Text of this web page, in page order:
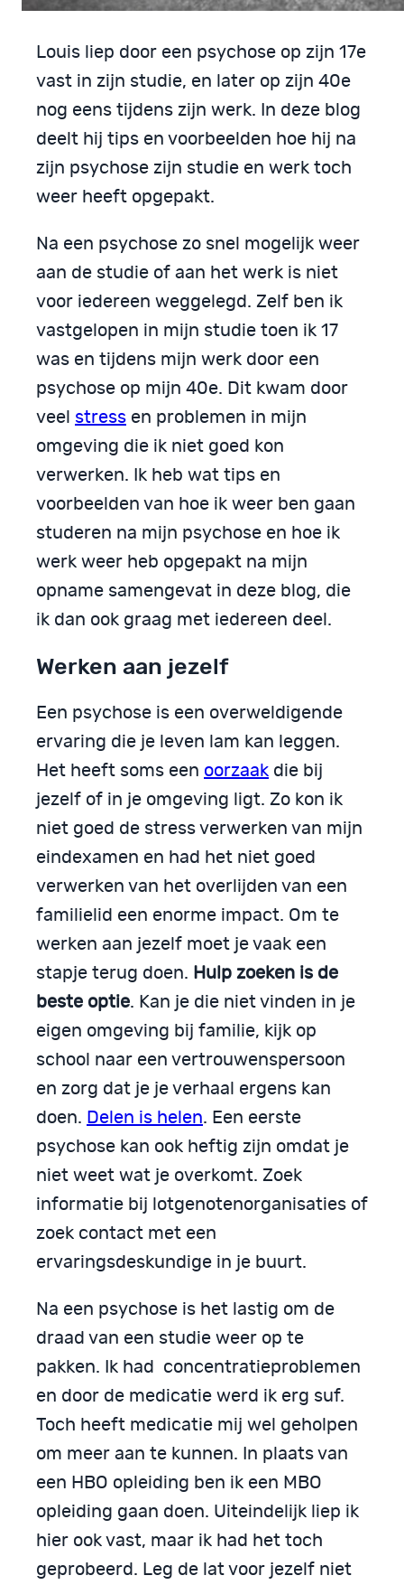
Louis liep door een psychose op zijn 17e
vast in zijn studie, en later op zijn 40e
nog eens tijdens zijn werk. In deze blog
deelt hij tips en voorbeelden hoe hij na
zijn psychose zijn studie en werk toch
weer heeft opgepakt.
Na een psychose zo snel mogelijk weer
aan de studie of aan het werk is niet
voor iedereen weggelegd. Zelf ben ik
vastgelopen in mijn studie toen ik 17
was en tijdens mijn werk door een
psychose op mijn 40e. Dit kwam door
veel stress en problemen in mijn
omgeving die ik niet goed kon
verwerken. Ik heb wat tips en
voorbeelden van hoe ik weer ben gaan
studeren na mijn psychose en hoe ik
werk weer heb opgepakt na mijn
opname samengevat in deze blog, die
ik dan ook graag met iedereen deel.
Werken aan jezelf
Een psychose is een overweldigende
ervaring die je leven lam kan leggen.
Het heeft soms een oorzaak die bij
jezelf of in je omgeving ligt. Zo kon ik
niet goed de stress verwerken van mijn
eindexamen en had het niet goed
verwerken van het overlijden van een
familielid een enorme impact. Om te
werken aan jezelf moet je vaak een
stapje terug doen. Hulp zoeken is de
beste optie. Kan je die niet vinden in je
eigen omgeving bij familie, kijk op
school naar een vertrouwenspersoon
en zorg dat je je verhaal ergens kan
doen. Delen is helen. Een eerste
psychose kan ook heftig zijn omdat je
niet weet wat je overkomt. Zoek
informatie bij lotgenotenorganisaties of
zoek contact met een
ervaringsdeskundige in je buurt.
Na een psychose is het lastig om de
draad van een studie weer op te
pakken. Ik had concentratieproblemen
en door de medicatie werd ik erg suf.
Toch heeft medicatie mij wel geholpen
om meer aan te kunnen. In plaats van
een HBO opleiding ben ik een MBO
opleiding gaan doen. Uiteindelijk liep ik
hier ook vast, maar ik had het toch
geprobeerd. Leg de lat voor jezelf niet